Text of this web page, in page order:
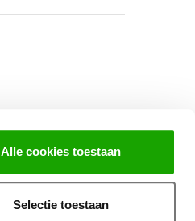
Alle cookies toestaan
Selectie toestaan